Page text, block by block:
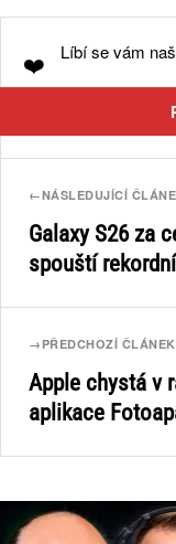
❤️ Líbí se vám
←NÁSLEDUJÍCÍ
Galaxy S26 za
spouští
→ PŘEDCHOZÍ ČLÁNEK
Apple chystá v
aplikace